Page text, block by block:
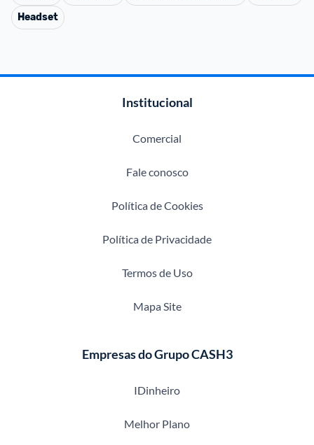
Headset
Institucional
Comercial
Fale conosco
Política de Cookies
Política de Privacidade
Termos de Uso
Mapa Site
Empresas do Grupo CASH3
IDinheiro
Melhor Plano